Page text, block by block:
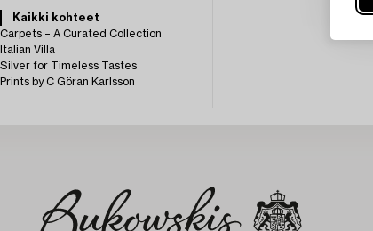
Kaikki kohteet
Carpets – A Curated Collection
Italian Villa
Silver for Timeless Tastes
Prints by C Göran Karlsson